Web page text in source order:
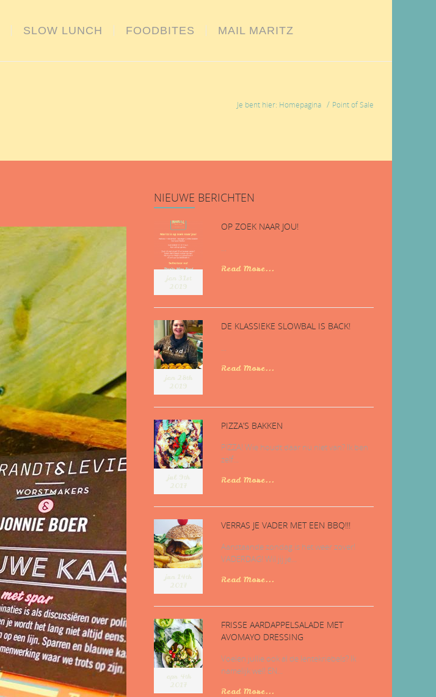
SLOW LUNCH FOODBITES MAIL MARITZ
Je bent hier: Homepagina / Point of Sale
NIEUWE BERICHTEN
jan 31st
2019
OP ZOEK NAAR JOU!
...
Read More...
jan 28th
2019
DE KLASSIEKE SLOWBAL IS BACK!
...
Read More...
jul 9th
2017
PIZZA’S BAKKEN
PIZZA! Wie houdt daar nu niet van? Ik ben
zelf...
Read More...
jun 14th
2017
VERRAS JE VADER MET EEN BBQ!!!
Aanstaande zondag is het weer zover!
VADERDAG! Wil jij je...
Read More...
apr 4th
2017
FRISSE AARDAPPELSALADE MET
AVOMAYO DRESSING
Voelen jullie ook al de lentekriebels? Ik
namelijk wel! EN...
Read More...